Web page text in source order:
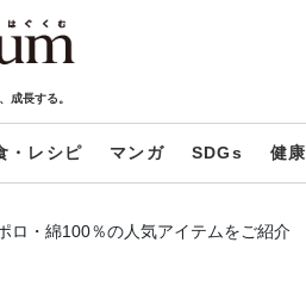
成長する。
・レシピ マンガ SDGs 健康
ロ・綿100％の人気アイテムをご紹介